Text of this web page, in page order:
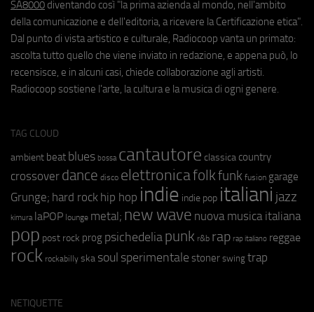
SA8000 diventando così "la prima azienda al mondo, nell'ambito
della comunicazione e dell'editoria, a ricevere la Certificazione etica".
Dal punto di vista artistico e culturale, Radiocoop vanta un primato:
ascolta tutto quello che viene inviato in redazione, e appena può, lo
recensisce, e in alcuni casi, chiede collaborazione agli artisti.
Radiocoop sostiene l'arte, la cultura e la musica di ogni genere.
TAG CLOUD
ambient beat blues bossa cantautore classica country
crossover dance disco elettronicafolkfunk fusion garage
Grunge; hard rock hip hop indie indie pop italiani jazz
kimura laPOP lounge metal; new wave nuova musica italiana
pop post rock prog psichedeliapunk r&b rap rap italiano reggae
rock rockabilly ska soul sperimentale stoner swing trap
NETIQUETTE